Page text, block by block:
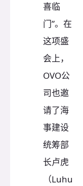
喜临
门”。在
这项盛
会上，
OVO公
司也邀
请了海
事建设
统筹部
长卢虎
（Luhu